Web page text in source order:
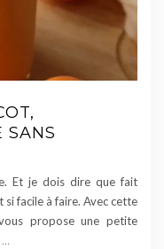
SANS
Et je dois dire que fait
si facile à faire. Avec cette
propose une petite
…